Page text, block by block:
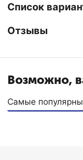
Список
Отзывы
Возможно,
Самые